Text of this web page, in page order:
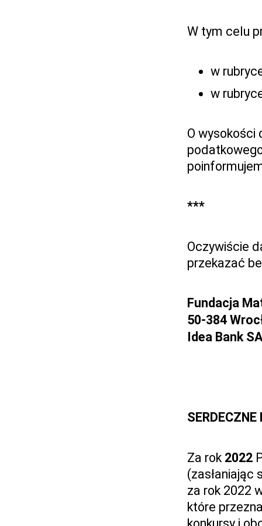
W tym celu
w
w
O wysokości
***
Oczywiście
przekazać
Fundacja
50-384
Idea Bank
Za rok 2022
(zasłaniając
za rok 2022
które